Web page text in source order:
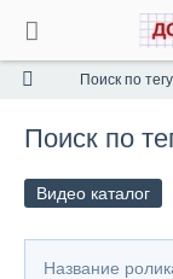
Поиск по
Поиск по
Видео каталог
Название